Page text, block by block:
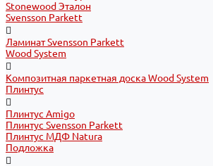
Stonewood Эталон
Svensson Parkett
Ламинат Svensson Parkett
Wood System
Композитная паркетная доска Wood System
Плинтус
Плинтус Amigo
Плинтус Svensson Parkett
Плинтус МДФ Natura
Подложка